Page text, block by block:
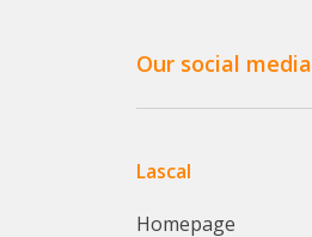
Our social media
Lascal
Homepage